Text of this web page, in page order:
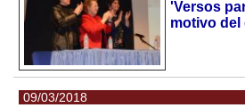
'Versos
motivo del
09/03/2018